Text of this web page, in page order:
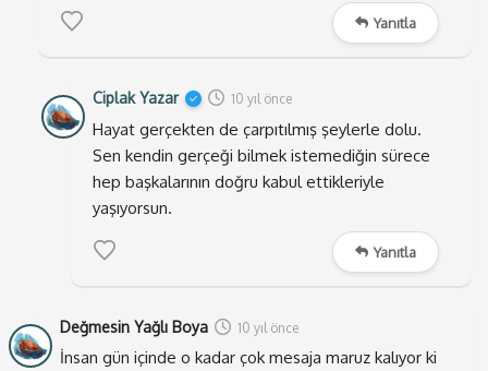
bıçaklarının bilendiği bir dönemde, toplumu
Hayatımızda bizi etkisi altına almış kulaktan
dolma çok fazla bilgiyle yaşıyoruz.
Şimdiye dek öğrendiğimiz ve doğru olduğunu
düşündüğümüz bilgilerin %50 sinin yanlış olduğunu
öğrensek, sanırım kendimizi büyük bir boşlukta gibi
hissederdik. O yüzden yazılarımı okuyan sizlerden de
okuduklarını ne kadar sorguluyor?
sorun olur mu?)
Yanıtla
Ciplak Yazar 10 yıl önce
Hayat gerçekten de çarpıtılmış şeylerle dolu.
Sen kendin gerçeği bilmek istemediğin sürece
hep başkalarının doğru kabul ettikleriyle
yaşıyorsun.
Yanıtla
Değmesin Yağlı Boya 10 yıl önce
İnsan gün içinde o kadar çok mesaja maruz kalıyor ki